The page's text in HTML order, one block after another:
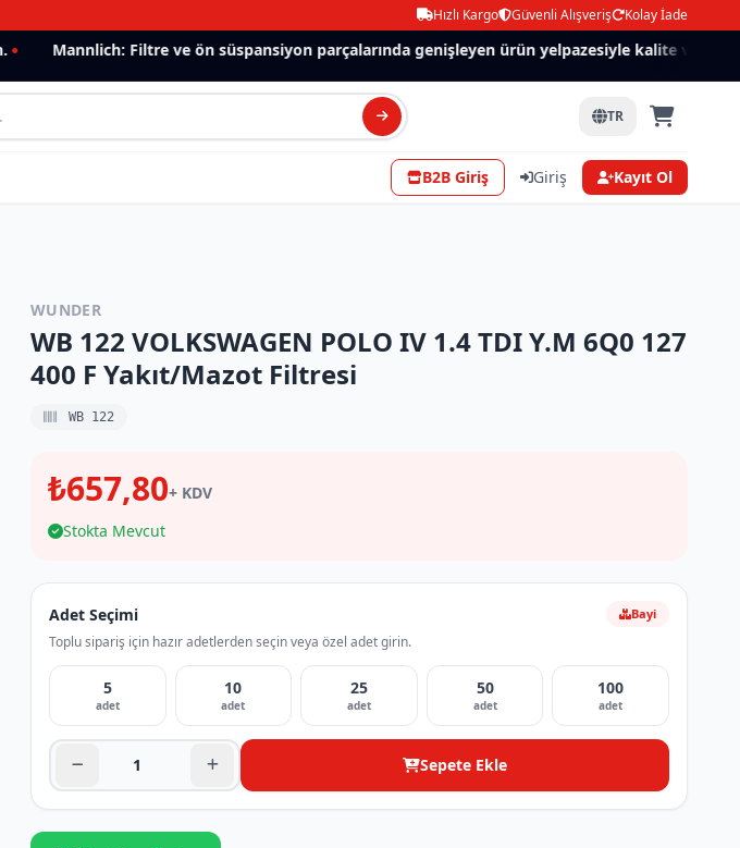
Hızlı Kargo Güvenli Alışveriş Kolay İade
Mannlich: Filtre ve ön süspansiyon parçalarında genişleyen ürün yelpazesiyle kalite ve güven.
TR
B2B Giriş Giriş Kayıt Ol
WUNDER
WB 122 VOLKSWAGEN POLO IV 1.4 TDI Y.M 6Q0 127
400 F Yakıt/Mazot Filtresi
WB 122
₺657,80+ KDV
Stokta Mevcut
Adet Seçimi
Toplu sipariş için hazır adetlerden seçin veya özel adet girin.
Bayi
5
adet
10
adet
25
adet
50
adet
100
adet
Sepete Ekle